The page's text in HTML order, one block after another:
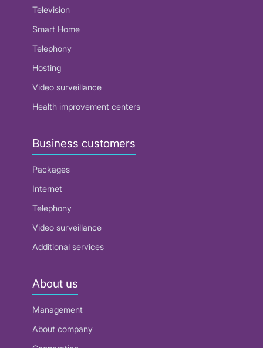
Television
Smart Home
Telephony
Hosting
Video surveillance
Health improvement centers
Business customers
Packages
Internet
Telephony
Video surveillance
Additional services
About us
Management
About company